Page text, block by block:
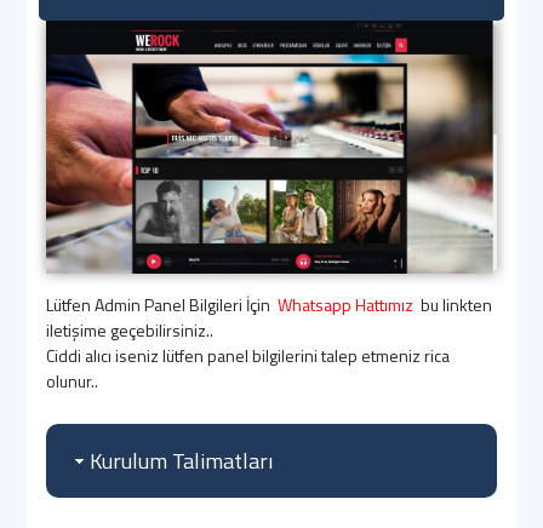
Lütfen Admin Panel Bilgileri İçin Whatsapp Hattımız bu linkten
iletişime geçebilirsiniz..
Ciddi alıcı iseniz lütfen panel bilgilerini talep etmeniz rica
olunur..
Kurulum Talimatları